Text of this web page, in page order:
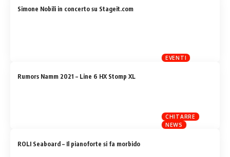
EVENTI
Simone Nobili in concerto su Stageit.com
CHITARRE
NEWS
Rumors Namm 2021 – Line 6 HX Stomp XL
ROLI Seaboard – Il pianoforte si fa morbido